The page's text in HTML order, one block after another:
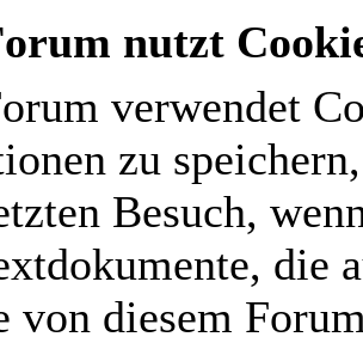
nutzt
verwendet
zu
Besuch,
die
von diesem